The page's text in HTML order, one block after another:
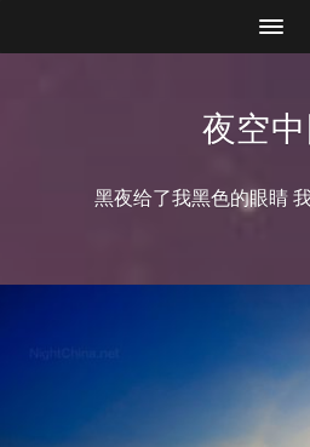
夜空
黑夜给了我黑色的眼睛